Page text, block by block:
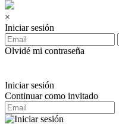
×
Iniciar sesión
Olvidé mi contraseña
Iniciar sesión
Continuar como invitado